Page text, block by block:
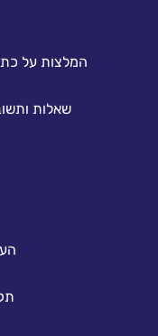
המלצות על
שאלות